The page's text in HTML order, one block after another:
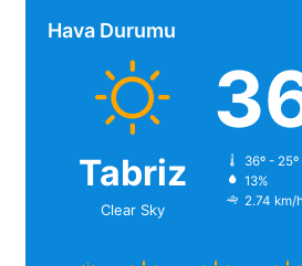
Hava Durumu
Tabriz
Clear Sky
36º - 25º
13%
2.74 km/h